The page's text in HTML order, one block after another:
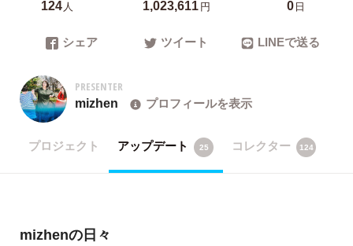
124人 1,023,611円 0日
シェア ツイート LINEで送る
PRESENTER
mizhen プロフィールを表示
プロジェクト アップデート 25 コレクター 124
mizhenの日々